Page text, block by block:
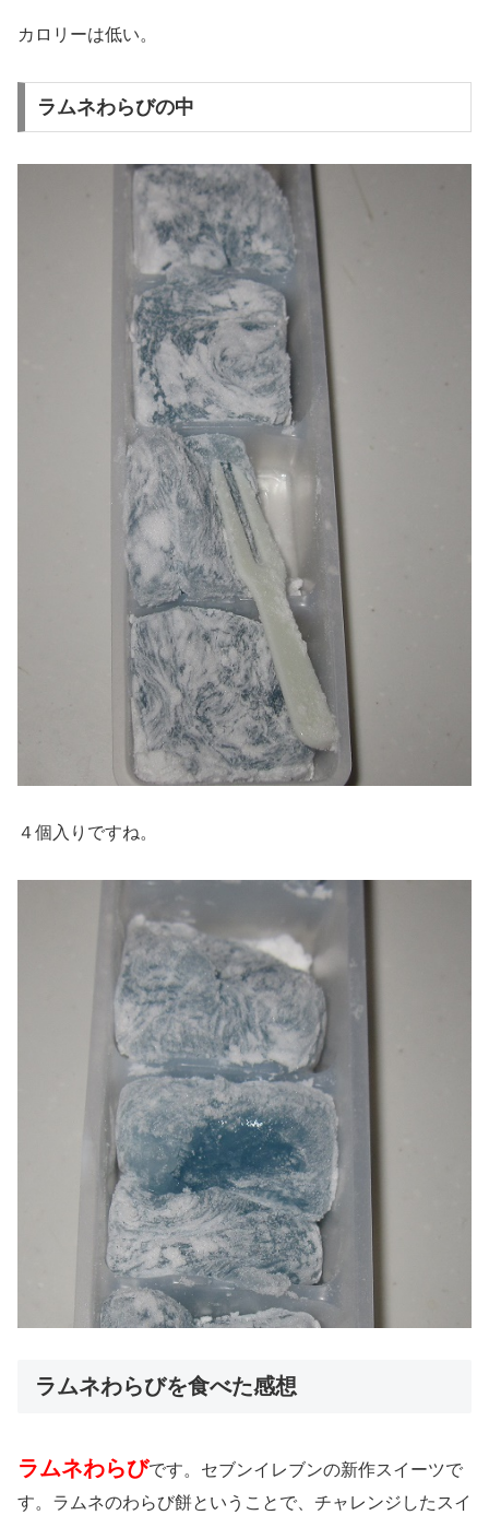
カロリーは低い。
ラムネわらびの中
４個入りですね。
ラムネわらびを食べた感想
ラムネわらびです。セブンイレブンの新作スイーツで
す。ラムネのわらび餅ということで、チャレンジしたスイ